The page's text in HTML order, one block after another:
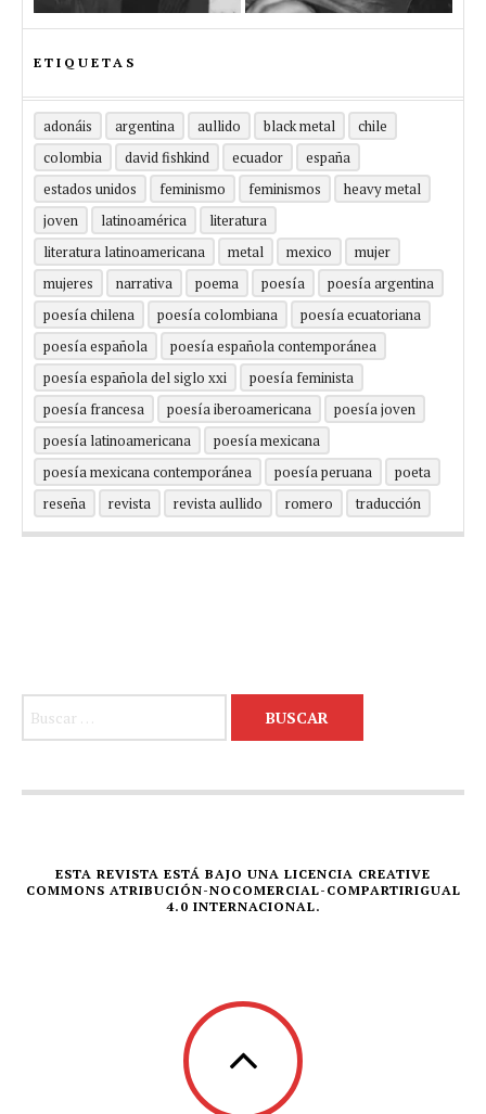
ETIQUETAS
adonáis argentina aullido black metal
chile
colombia
david fishkind ecuador
españa
estados unidos
feminismo feminismos
heavy metal
joven
latinoamérica
literatura
literatura latinoamericana
metal mexico
mujer
mujeres
narrativa poema poesía
poesía argentina
poesía chilena
poesía colombiana
poesía ecuatoriana
poesía española
poesía española contemporánea
poesía española del siglo xxi
poesía feminista
poesía francesa
poesía iberoamericana
poesía joven
poesía latinoamericana
poesía mexicana
poesía mexicana contemporánea
poesía peruana
poeta
reseña
revista revista aullido romero traducción
ESTA REVISTA ESTÁ BAJO UNA LICENCIA CREATIVE
COMMONS ATRIBUCIÓN-NOCOMERCIAL-COMPARTIRIGUAL
4.0 INTERNACIONAL.